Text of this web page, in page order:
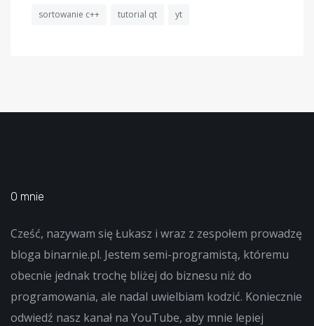
sortowanie c++ tutorial qt yt
O mnie
Cześć, nazywam się Łukasz i wraz z zespołem prowadzę
bloga binarnie.pl. Jestem semi-programistą, któremu
obecnie jednak trochę bliżej do biznesu niż do
programowania, ale nadal uwielbiam kodzić. Koniecznie
odwiedź nasz kanał na YouTube, aby mnie lepiej